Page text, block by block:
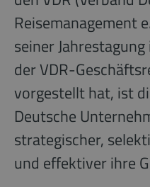
Reisemanagement
seiner
der VDR-
vorgestellt hat, ist
Deutsche
strategischer,
und effektiver ihre